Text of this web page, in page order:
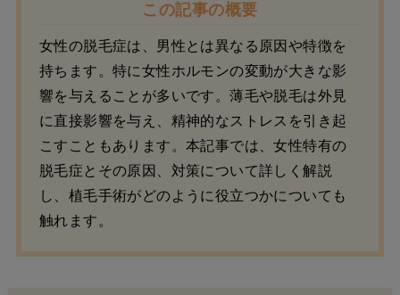
この記事の概要
女性の脱毛症は、男性とは異なる原因や特徴を
持ちます。特に女性ホルモンの変動が大きな影
響を与えることが多いです。薄毛や脱毛は外見
に直接影響を与え、精神的なストレスを引き起
こすこともあります。本記事では、女性特有の
脱毛症とその原因、対策について詳しく解説
し、植毛手術がどのように役立つかについても
触れます。